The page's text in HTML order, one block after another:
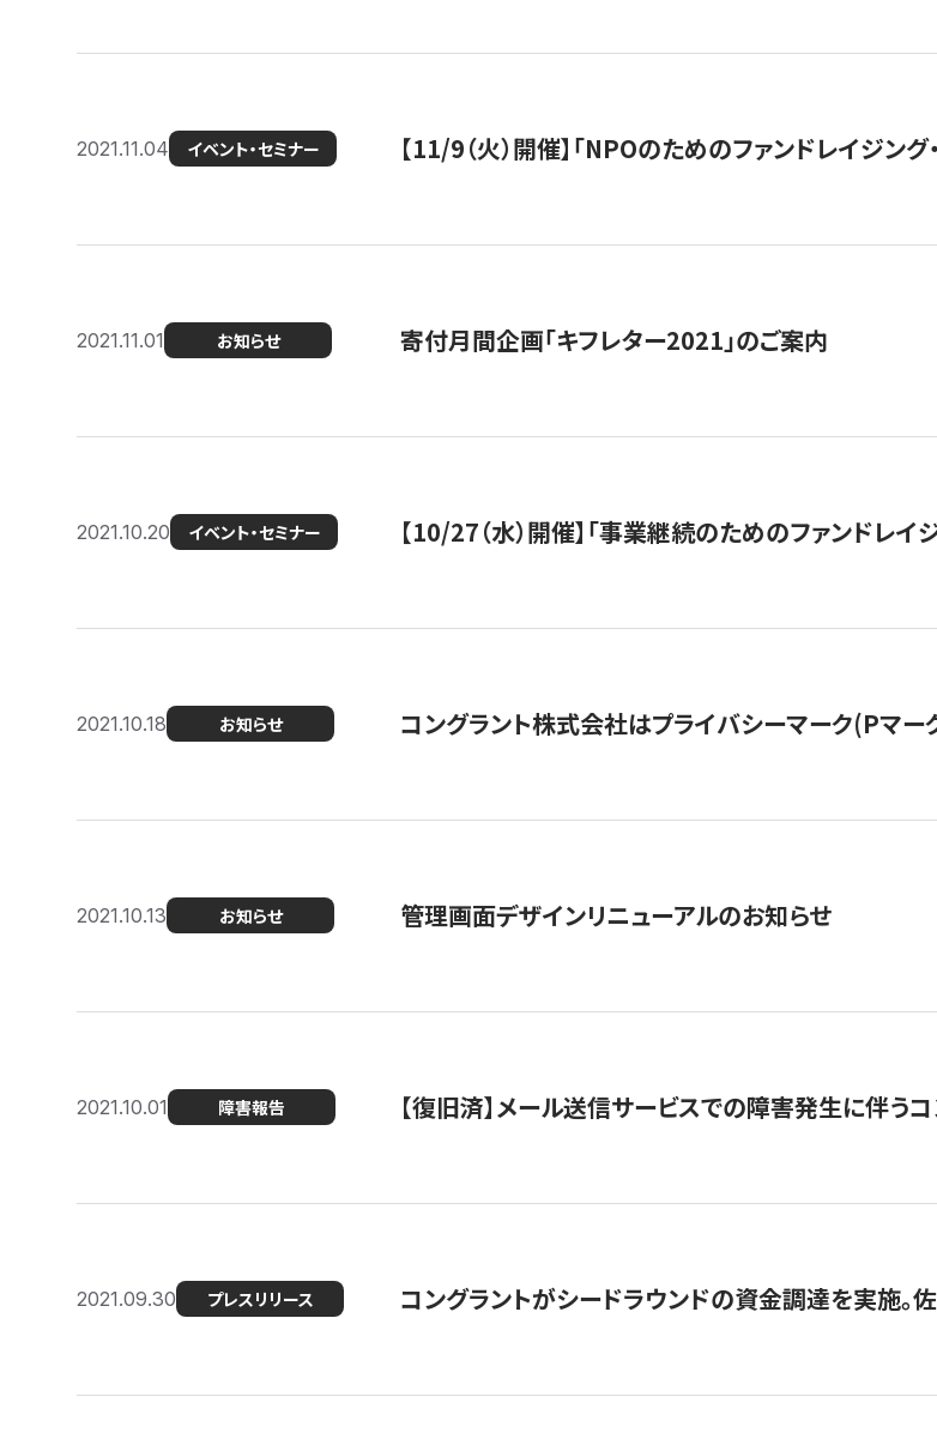
2021.11.04 イベント・セミナー 【11/9（火）開催】「NPOのためのファンドレイジ
2021.11.01 お知らせ 寄付月間企画「キフレター2021」のご案内
2021.10.20 イベント・セミナー 【10/27（水）開催】「事業継続のためのファンドレイ
2021.10.18 お知らせ コングラント株式会社はプライバシーマーク(Pマー
2021.10.13 お知らせ 管理画面デザインリニューアルのお知らせ
2021.10.01 障害報告 【復旧済】メール送信サービスでの障害発生に伴う
2021.09.30 プレスリリース コングラントがシードラウンドの資金調達を実施。